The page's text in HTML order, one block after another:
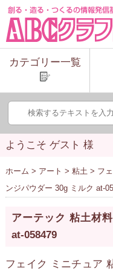
カテゴリー一覧
ようこそ ゲスト 様
ホーム > アート > 粘土 > フ
ンジパウダー 30g ミルク at-
アーテック 粘土材
at-058479
フェイク ミニチュア